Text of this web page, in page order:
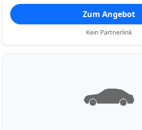
Zum Angebot
Kein Partnerlink